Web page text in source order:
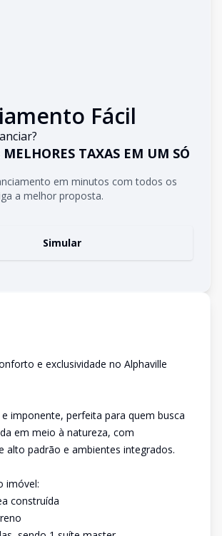
Fácil
TAXAS EM UM SÓ
em minutos com todos os
a melhor proposta.
Simular
e exclusividade no Alphaville
imponente, perfeita para quem busca
em meio à natureza, com
alto padrão e ambientes integrados.
imóvel:
construída